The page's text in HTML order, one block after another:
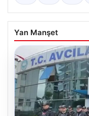
Yan Manşet